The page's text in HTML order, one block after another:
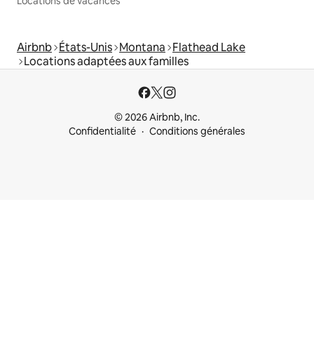
Airbnb États-Unis Montana Flathead Lake
Locations adaptées aux familles
© 2026 Airbnb, Inc.
Confidentialité
Conditions générales